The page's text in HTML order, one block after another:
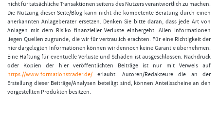
nicht für tatsächliche Transaktionen seitens des Nutzers verantwortlich zu machen.
Die Nutzung dieser Seite/Blog kann nicht die kompetente Beratung durch einen
anerkannten Anlageberater ersetzen. Denken Sie bitte daran, dass jede Art von
Anlagen mit dem Risiko finanzieller Verluste einhergeht. Allen Informationen
liegen Quellen zugrunde, die wir für vertraulich erachten. Für eine Richtigkeit der
hier dargelegten Informationen können wir dennoch keine Garantie übernehmen.
Eine Haftung für eventuelle Verluste und Schäden ist ausgeschlossen. Nachdruck
oder Kopien der hier veröffentlichten Beiträge ist nur mit Verweis auf
https://www.formationstrader.de/ erlaubt. Autoren/Redakteure die an der
Erstellung dieser Beiträge/Analysen beteiligt sind, können Anteilsscheine an den
vorgestellten Produkten besitzen.